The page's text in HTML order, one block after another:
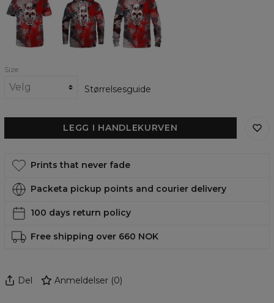
Tie
Dye
shirt
Tie
Dye
womens
hoodie
Tie
Dye
womens
sweatshirt
Size
Størrelsesguide
LEGG I HANDLEKURVEN
Prints that never fade
Packeta pickup points and courier delivery
100 days return policy
Free shipping over 660 NOK
Del Anmeldelser (0)